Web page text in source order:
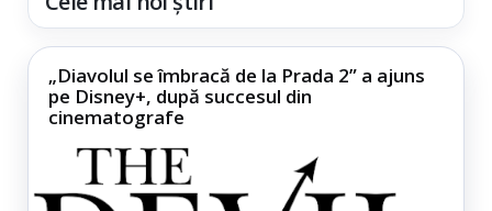
„Diavolul se îmbracă de la Prada 2” a ajuns
pe Disney+, după succesul din
cinematografe